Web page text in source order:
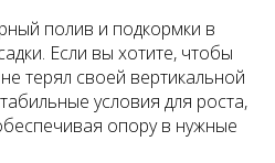
полив и подкормки в
Если вы хотите, чтобы
терял своей вертикальной
условия для роста,
опору в нужные